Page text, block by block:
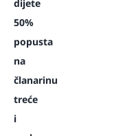
dijete
50%
popusta
na
članarinu
treće
i